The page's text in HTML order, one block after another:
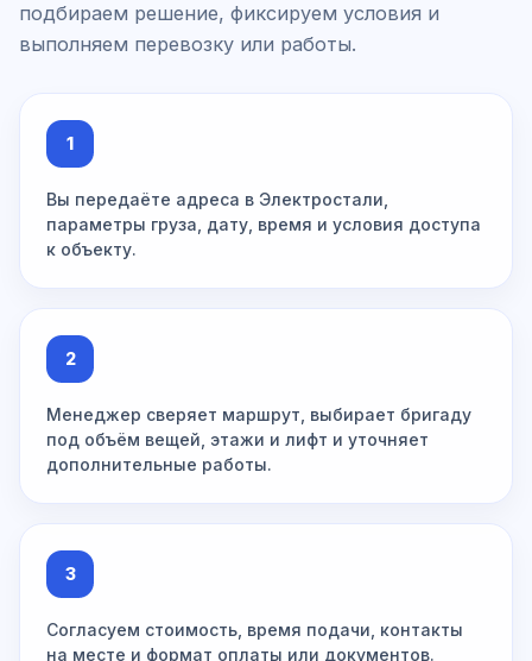
подбираем решение, фиксируем условия и
выполняем перевозку или работы.
1
Вы передаёте адреса в Электростали,
параметры груза, дату, время и условия доступа
к объекту.
2
Менеджер сверяет маршрут, выбирает бригаду
под объём вещей, этажи и лифт и уточняет
дополнительные работы.
3
Согласуем стоимость, время подачи, контакты
на месте и формат оплаты или документов.